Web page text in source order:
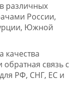
различных
России,
Южной
качества
связь с
РФ, СНГ, ЕС и